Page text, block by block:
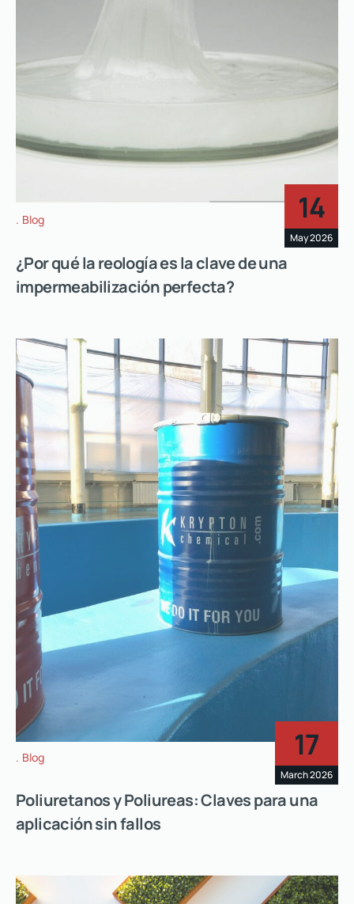
Blog 14
May 2026
¿Por qué la reología es la clave de una
impermeabilización perfecta?
Blog 17
March 2026
Poliuretanos y Poliureas: Claves para una
aplicación sin fallos